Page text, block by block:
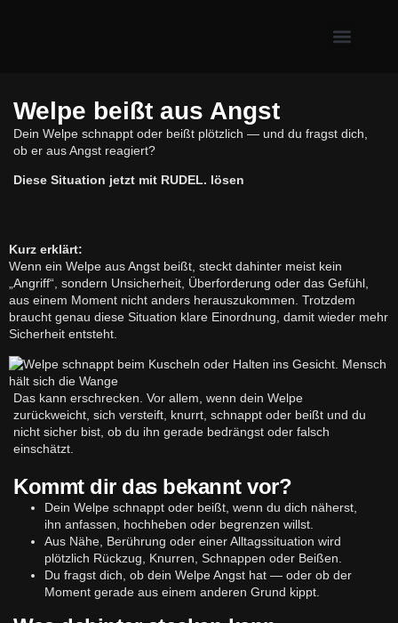
Welpe beißt aus Angst
Dein Welpe schnappt oder beißt plötzlich — und du fragst dich,
ob er aus Angst reagiert?
Diese Situation jetzt mit RUDEL. lösen
Kurz erklärt:
Wenn ein Welpe aus Angst beißt, steckt dahinter meist kein
„Angriff“, sondern Unsicherheit, Überforderung oder das Gefühl,
aus einem Moment nicht anders herauszukommen. Trotzdem
braucht genau diese Situation klare Einordnung, damit wieder mehr
Sicherheit entsteht.
Das kann erschrecken. Vor allem, wenn dein Welpe
zurückweicht, sich versteift, knurrt, schnappt oder beißt und du
nicht sicher bist, ob du ihn gerade bedrängst oder falsch
einschätzt.
Kommt dir das bekannt vor?
Dein Welpe schnappt oder beißt, wenn du dich näherst,
ihn anfassen, hochheben oder begrenzen willst.
Aus Nähe, Berührung oder einer Alltagssituation wird
plötzlich Rückzug, Knurren, Schnappen oder Beißen.
Du fragst dich, ob dein Welpe Angst hat — oder ob der
Moment gerade aus einem anderen Grund kippt.